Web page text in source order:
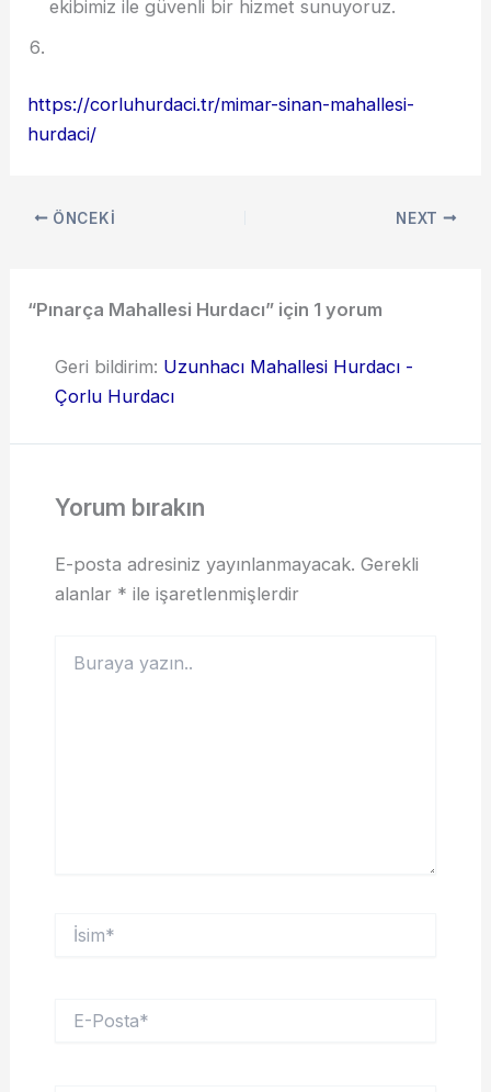
ekibimiz ile güvenli bir hizmet sunuyoruz.
https://corluhurdaci.tr/mimar-sinan-mahallesi-
hurdaci/
ÖNCEKI NEXT
“Pınarça Mahallesi Hurdacı” için 1 yorum
Geri bildirim: Uzunhacı Mahallesi Hurdacı -
Çorlu Hurdacı
Yorum bırakın
E-posta adresiniz yayınlanmayacak. Gerekli
alanlar * ile işaretlenmişlerdir
yazın..
İsim*
Posta*